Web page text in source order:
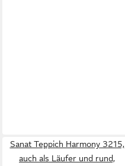
Sanat Teppich Harmony 3215,
auch als Läufer und rund,